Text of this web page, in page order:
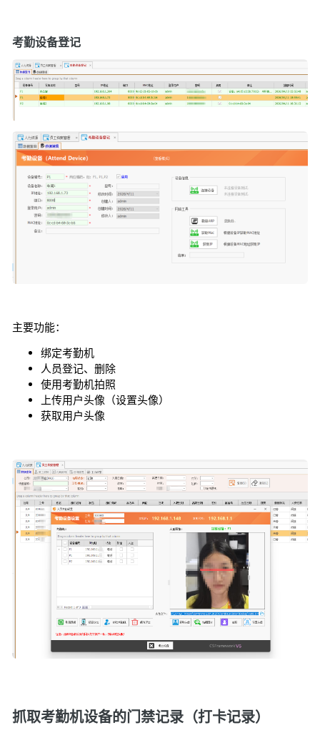
考勤设备登记
主要功能：
绑定考勤机
人员登记、删除
使用考勤机拍照
上传用户头像（设置头像）
获取用户头像
抓取考勤机设备的门禁记录（打卡记录）